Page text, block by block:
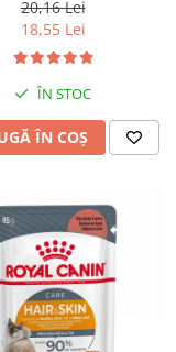
20,16 Lei
18,55 Lei
ÎN STOC
ÎN COȘ